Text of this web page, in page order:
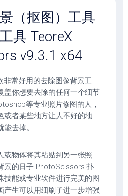
（抠图）工具
具 TeoreX
v9.3.1 x64
非常好用的去除图像背景工
盖你想要去除的任何一个细节
等专业照片修图的人，
或者某些地方让人不好的地
去掉。
或物体将其粘贴到另一张照
景的日子 PhotoScissors 扑
技能或专业软件进行完美的图
产生可以用细刷子进一步增强